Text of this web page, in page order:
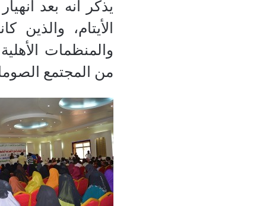
الأيتام، والذين
والمنظمات
من المجتمع